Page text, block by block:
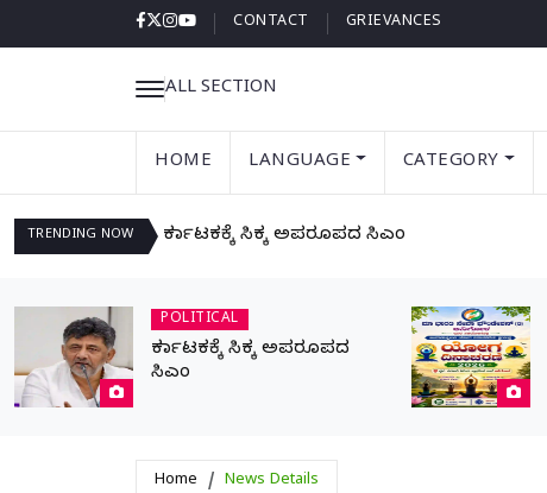
CONTACT GRIEVANCES
ALL SECTION
HOME LANGUAGE CATEGORY
TRENDING NOW ಕರ್ನಾಟಕಕ್ಕೆ ಸಿಕ್ಕ ಅಪರೂಪದ ಸಿಎಂ
POLITICAL
ಕರ್ನಾಟಕಕ್ಕೆ ಸಿಕ್ಕ ಅಪರೂಪದ
ಸಿಎಂ
Home News Details